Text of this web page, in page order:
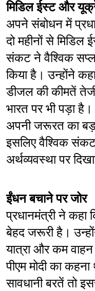
मिडिल ईस्ट और
अपने संबोधन में
दो महीनों से मिडिल
संकट ने वैश्विक
किया है। उन्होंने
डीजल की कीमतें
भारत पर भी पड़ा है।
अपनी जरूरत का
इसलिए वैश्विक
अर्थव्यवस्था पर
ईंधन बचाने पर जोर
प्रधानमंत्री ने कहा
बेहद जरूरी है।
यात्रा और कम
पीएम मोदी का
सावधानी बरतें तो